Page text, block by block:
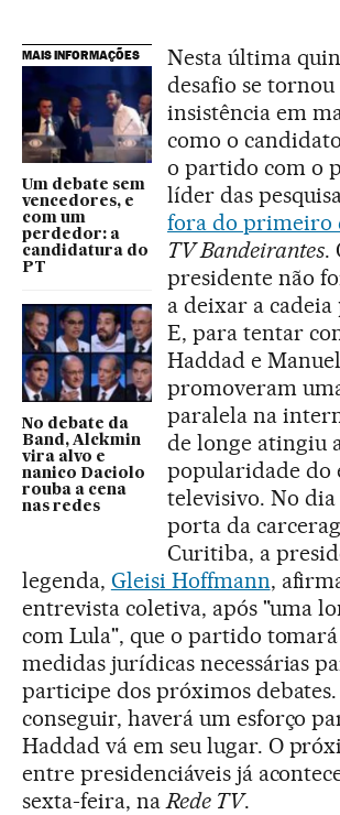
MAIS INFORMAÇÕES
Um debate sem
vencedores, e
com um
perdedor: a
candidatura do
PT
No debate da
Band, Alckmin
vira alvo e
nanico Daciolo
rouba a cena
nas redes
Nesta última
desafio se
insistência em
como o
o partido com o
líder das
fora do primeiro
TV Bandeirantes.
presidente não
a deixar a cadeia
E, para tentar
Haddad e
promoveram
paralela na
de longe atingiu
popularidade do
televisivo. No dia
porta da
Curitiba, a
legenda, Gleisi Hoffmann,
entrevista coletiva, após "uma
com Lula", que o partido tomará
medidas jurídicas necessárias
participe dos próximos debates.
conseguir, haverá um esforço
Haddad vá em seu lugar. O
entre presidenciáveis já
sexta-feira, na Rede TV.